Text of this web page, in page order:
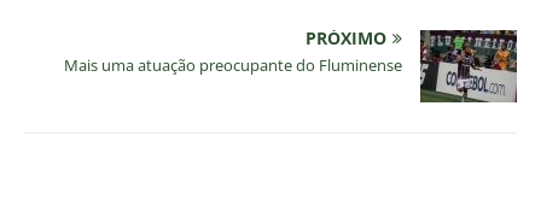
PRÓXIMO
Mais uma atuação preocupante do Fluminense